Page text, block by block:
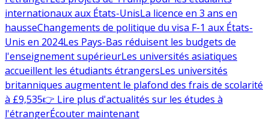
internationaux aux États-UnisLa licence en 3 ans en
hausseChangements de politique du visa F-1 aux États-
Unis en 2024Les Pays-Bas réduisent les budgets de
l'enseignement supérieurLes universités asiatiques
accueillent les étudiants étrangersLes universités
britanniques augmentent le plafond des frais de scolarité
à £9,535👉 Lire plus d'actualités sur les études à
l'étrangerÉcouter maintenant